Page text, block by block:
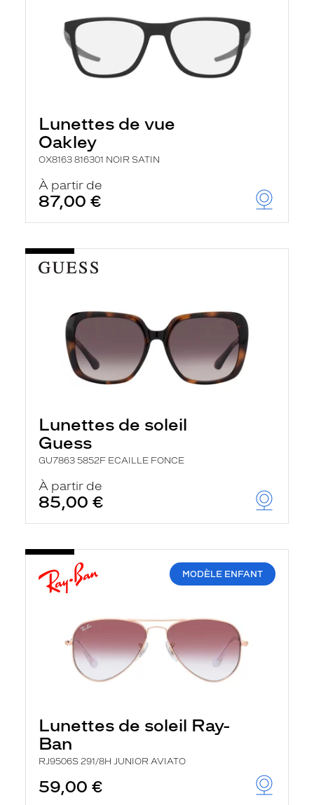
Lunettes de vue
Oakley
OX8163 816301 NOIR SATIN
À partir de
87,00 €
Lunettes de soleil
Guess
GU7863 5852F ECAILLE FONCE
À partir de
85,00 €
MODÈLE ENFANT
Lunettes de soleil Ray-
Ban
RJ9506S 291/8H JUNIOR AVIATO
59,00 €